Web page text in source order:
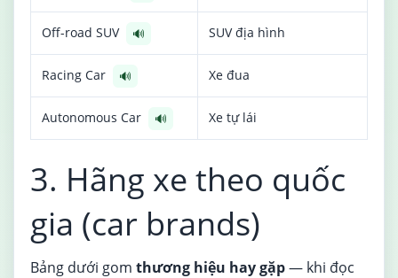
Off-road SUV 🔊 SUV địa hình
Racing Car 🔊 Xe đua
Autonomous Car 🔊 Xe tự lái
3. Hãng xe theo quốc
gia (car brands)
Bảng dưới gom thương hiệu hay gặp— khi đọc